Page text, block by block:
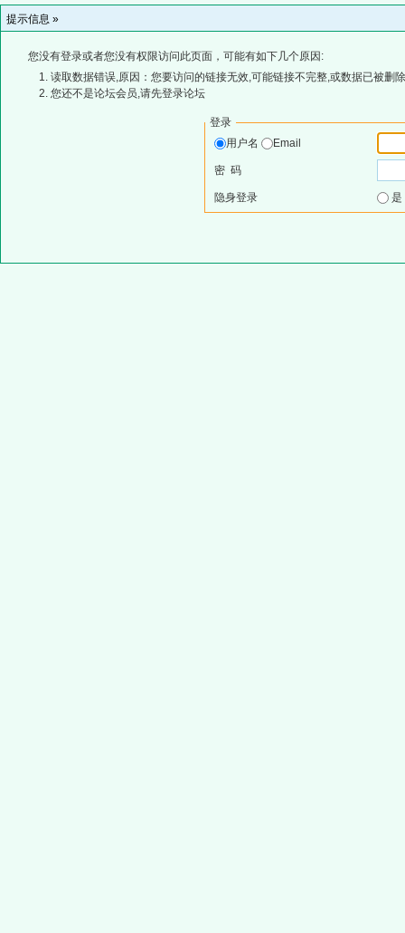
提示信息 »
您没有登录或者您没有权限访问此页面，可能有如下几个原因:
读取数据错误,原因：您要访问的链接无效,可能链接不完整,或数据已被删
您还不是论坛会员,请先登录论坛
登录
用户名
Email
密 码
隐身登录